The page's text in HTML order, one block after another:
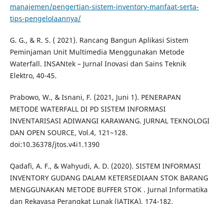
manajemen/pengertian-sistem-inventory-manfaat-serta-
tips-pengelolaannya/
G. G., & R. S. ( 2021). Rancang Bangun Aplikasi Sistem
Peminjaman Unit Multimedia Menggunakan Metode
Waterfall. INSANtek – Jurnal Inovasi dan Sains Teknik
Elektro, 40-45.
Prabowo, W., & Isnani, F. (2021, Juni 1). PENERAPAN
METODE WATERFALL DI PD SISTEM INFORMASI
INVENTARISASI ADIWANGI KARAWANG. JURNAL TEKNOLOGI
DAN OPEN SOURCE, Vol.4, 121~128.
doi:10.36378/jtos.v4i1.1390
Qadafi, A. F., & Wahyudi, A. D. (2020). SISTEM INFORMASI
INVENTORY GUDANG DALAM KETERSEDIAAN STOK BARANG
MENGGUNAKAN METODE BUFFER STOK . Jurnal Informatika
dan Rekayasa Perangkat Lunak (JATIKA), 174-182.